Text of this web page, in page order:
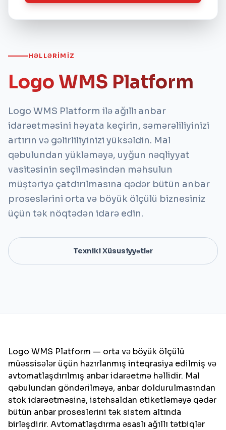
HƏLLƏRIMIZ
Logo WMS Platform
Logo WMS Platform ilə ağıllı anbar
idarəetməsini həyata keçirin, səmərəliliyinizi
artırın və gəlirliliyinizi yüksəldin. Mal
qəbulundan yükləməyə, uyğun nəqliyyat
vasitəsinin seçilməsindən məhsulun
müştəriyə çatdırılmasına qədər bütün anbar
proseslərini orta və böyük ölçülü biznesiniz
üçün tək nöqtədən idarə edin.
Texniki Xüsusiyyətlər
Logo WMS Platform — orta və böyük ölçülü
müəssisələr üçün hazırlanmış inteqrasiya edilmiş və
avtomatlaşdırılmış anbar idarəetmə həllidir. Mal
qəbulundan göndərilməyə, anbar doldurulmasından
stok idarəetməsinə, istehsaldan etiketləməyə qədər
bütün anbar proseslerini tək sistem altında
birləşdirir. Avtomatlaşdırma əsaslı ağıllı tətbiqlər